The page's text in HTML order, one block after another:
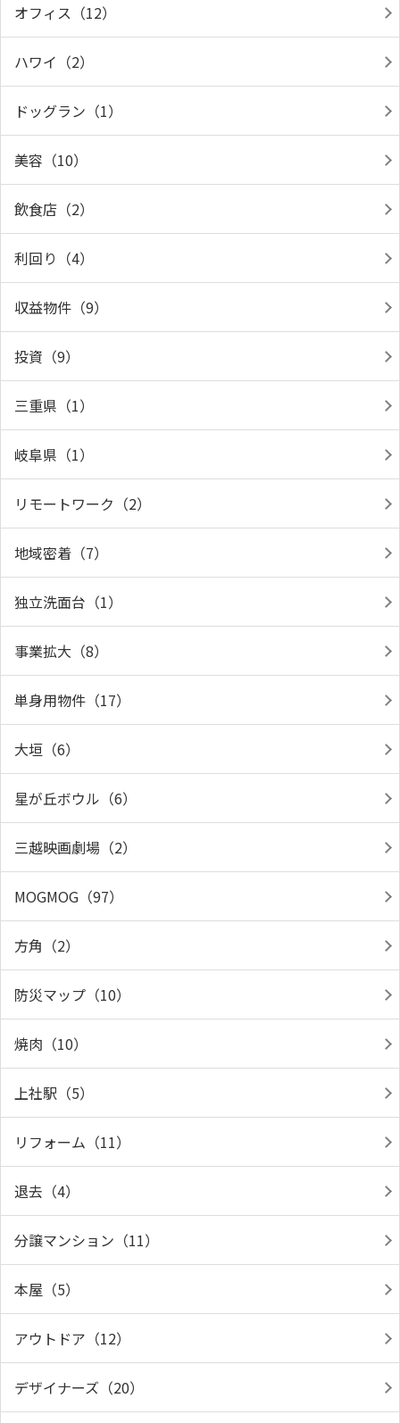
オフィス（12）
ハワイ（2）
ドッグラン（1）
美容（10）
飲食店（2）
利回り（4）
収益物件（9）
投資（9）
三重県（1）
岐阜県（1）
リモートワーク（2）
地域密着（7）
独立洗面台（1）
事業拡大（8）
単身用物件（17）
大垣（6）
星が丘ボウル（6）
三越映画劇場（2）
MOGMOG（97）
方角（2）
防災マップ（10）
焼肉（10）
上社駅（5）
リフォーム（11）
退去（4）
分譲マンション（11）
本屋（5）
アウトドア（12）
デザイナーズ（20）